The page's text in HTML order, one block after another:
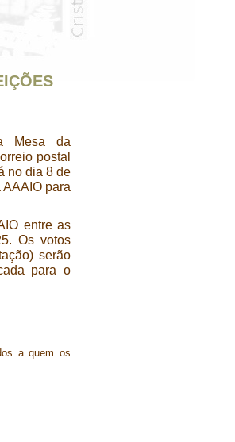
Mesa da
postal
no dia 8 de
para
entre as
Os votos
serão
para o
a quem os